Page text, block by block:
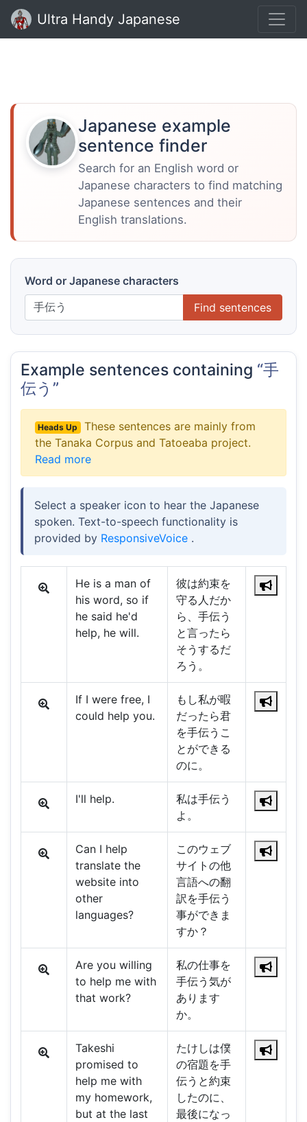
Ultra Handy Japanese
Japanese example
sentence finder
Search for an English word or
Japanese characters to find matching
Japanese sentences and their
English translations.
Word or Japanese characters
Find sentences
Example sentences containing “手
伝う”
Heads Up
These sentences are mainly from
the Tanaka Corpus and Tatoeaba project.
Read more
Select a speaker icon to hear the Japanese
spoken. Text-to-speech functionality is
provided by ResponsiveVoice .
He is a man of
his word, so if
he said he'd
help, he will.
彼は約束を
守る人だか
ら、手伝う
と言ったら
そうするだ
ろう。
If I were free, I
could help you.
もし私が暇
だったら君
を手伝うこ
とができる
のに。
I'll help.
私は手伝う
よ。
Can I help
translate the
website into
other
languages?
このウェブ
サイトの他
言語への翻
訳を手伝う
事ができま
すか？
Are you willing
to help me with
that work?
私の仕事を
手伝う気が
あります
か。
Takeshi
promised to
help me with
my homework,
but at the last
たけしは僕
の宿題を手
伝うと約束
したのに、
最後になっ